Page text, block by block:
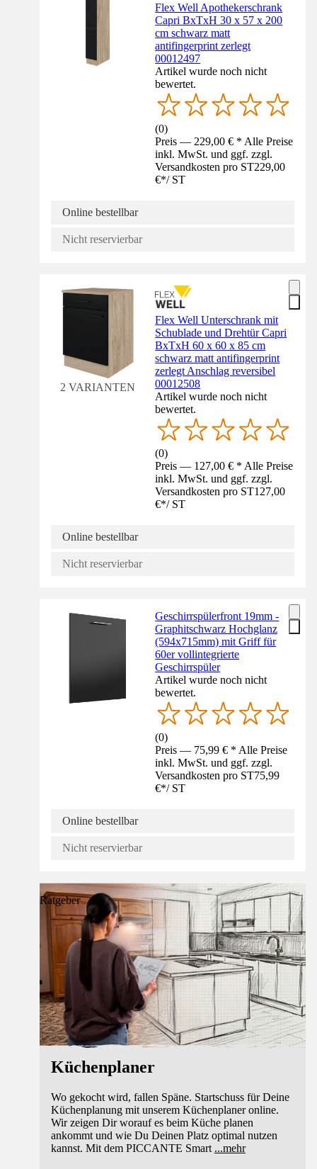
Flex Well Apothekerschrank
Capri BxTxH 30 x 57 x 200
cm schwarz matt
antifingerprint zerlegt
00012497
Artikel wurde noch nicht
bewertet.
(0)
Preis — 229,00 € * Alle Preise
inkl. MwSt. und ggf. zzgl.
Versandkosten pro ST229,00
€*/ ST
Online bestellbar
Nicht reservierbar
2 VARIANTEN
Flex Well Unterschrank mit
Schublade und Drehtür Capri
BxTxH 60 x 60 x 85 cm
schwarz matt antifingerprint
zerlegt Anschlag reversibel
00012508
Artikel wurde noch nicht
bewertet.
(0)
Preis — 127,00 € * Alle Preise
inkl. MwSt. und ggf. zzgl.
Versandkosten pro ST127,00
€*/ ST
Online bestellbar
Nicht reservierbar
Geschirrspülerfront 19mm -
Graphitschwarz Hochglanz
(594x715mm) mit Griff für
60er vollintegrierte
Geschirrspüler
Artikel wurde noch nicht
bewertet.
(0)
Preis — 75,99 € * Alle Preise
inkl. MwSt. und ggf. zzgl.
Versandkosten pro ST75,99
€*/ ST
Online bestellbar
Nicht reservierbar
Ratgeber
Küchenplaner
Wo gekocht wird, fallen Späne. Startschuss für Deine
Küchenplanung mit unserem Küchenplaner online.
Wir zeigen Dir worauf es beim Küche planen
ankommt und wie Du Deinen Platz optimal nutzen
kannst. Mit dem PICCANTE Smart ...mehr